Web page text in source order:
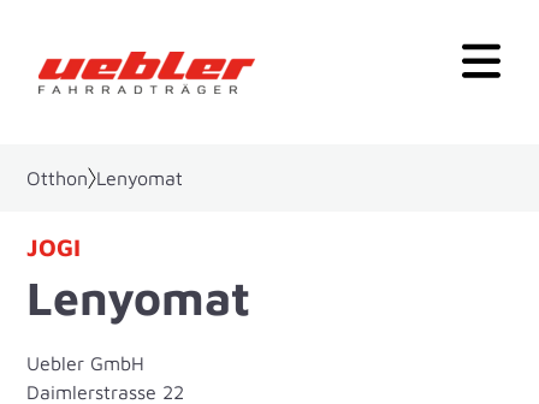
Otthon Lenyomat
JOGI
Lenyomat
Uebler GmbH
Daimlerstrasse 22